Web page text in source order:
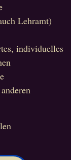
Lehramt)
individuelles